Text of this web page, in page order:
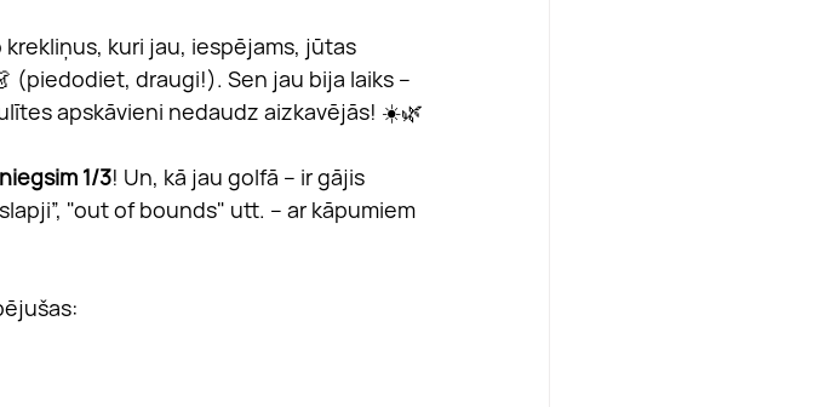
kuri jau, iespējams, jūtas
(piedodiet, draugi!). Sen jau bija laiks –
apskāvieni nedaudz aizkavējās! ☀️🌿
1/3! Un, kā jau golfā – ir gājis
"out of bounds" utt. – ar kāpumiem